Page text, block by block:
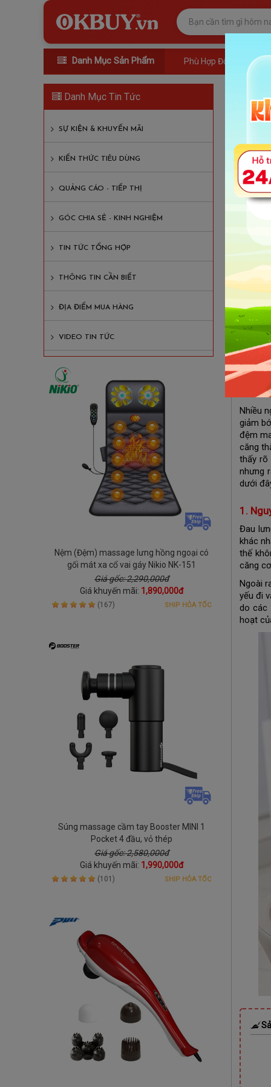
Danh Mục Sản Phẩm Phù Hợp Đối Tượng
Danh Mục Tin Tức
SỰ KIỆN & KHUYẾN MÃI
KIẾN THỨC TIÊU DÙNG
QUẢNG CÁO - TIẾP THỊ
GÓC CHIA SẺ - KINH NGHIỆM
TIN TỨC TỔNG HỢP
THÔNG TIN CẦN BIẾT
ĐỊA ĐIỂM MUA HÀNG
VIDEO TIN TỨC
Nệm (Đệm) massage lưng hồng ngoại có
gối mát xa cổ vai gáy Nikio NK-151
Giá gốc: 2,290,000đ
Giá khuyến mãi: 1,890,000đ
(167) SHIP HỎA TỐC
Súng massage cầm tay Booster MINI 1
Pocket 4 đầu, vỏ thép
Giá gốc: 2,580,000đ
Giá khuyến mãi: 1,990,000đ
(101) SHIP HỎA TỐC
Lợi
Lượt
Nội
1.
2. Lợi
2.2
3. Lợi
3.1
3.2
3.3
4.
Nhiều
giảm
đệm
căng
thấy rõ
nhưng
dưới
1.
Đau
khác
thế
căng
Ngoài
yếu đi
do các
hoạt